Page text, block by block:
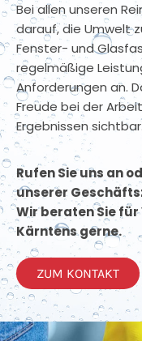
Bei allen unseren
darauf, die Umwelt
Fenster- und
regelmäßige
Anforderungen an.
Freude bei der
Ergebnissen sichtbar.
Rufen Sie uns an
unserer
Wir beraten Sie
Kärntens gerne.
ZUM KONTAKT